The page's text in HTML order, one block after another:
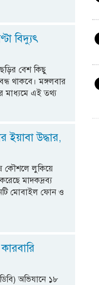
বিদ্যুৎ
বেশ কিছু
থাকবে। মঙ্গলবার
মাধ্যমে এই তথ্য
উদ্ধার,
কৌশলে লুকিয়ে
মাদকদ্রব্য
মোবাইল ফোন ও
অভিযানে ১৮